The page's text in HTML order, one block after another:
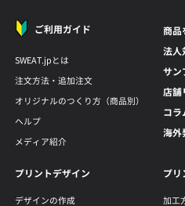
ご利用ガイド
SWEAT.jpとは
注文方法・追加注文
オリジナルのつくり方（商品別）
ヘルプ
メディア紹介
商品
法人
サン
店舗
コラ
海外
プリントデザイン
デザインの作成
プリ
加工